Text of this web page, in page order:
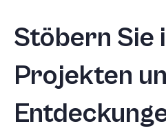
Stöbern Sie
Projekten